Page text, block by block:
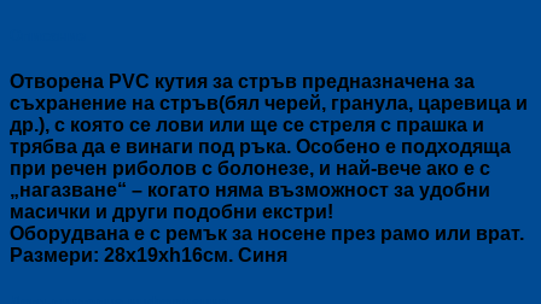
Отворена PVC кутия за стръв предназначена за
съхранение на стръв(бял черей, гранула, царевица и
др.), с която се лови или ще се стреля с прашка и
трябва да е винаги под ръка. Особено е подходяща
при речен риболов с болонезе, и най-вече ако е с
„нагазване“ – когато няма възможност за удобни
масички и други подобни екстри!
Оборудвана е с ремък за носене през рамо или врат.
Размери: 28х19хh16см. Синя